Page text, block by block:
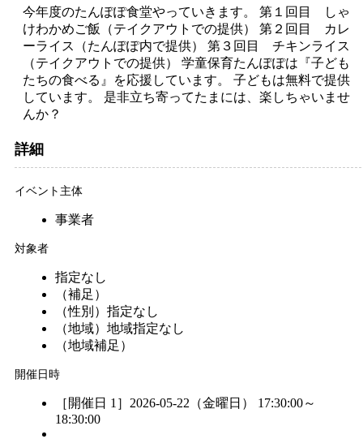
今年度のたんぽぽ食堂やっていきます。 第１回目 しゃ
けわかめご飯（テイクアウトでの提供） 第２回目 カレ
ーライス（たんぽぽ内で提供） 第３回目 チキンライス
（テイクアウトでの提供） 学童保育たんぽぽは『子ども
たちの食べる』を応援しています。 子どもは無料で提供
しています。 是非立ち寄ってたまには、楽しちゃいませ
んか？
詳細
イベント主体
事業者
対象者
指定なし
（補足）
（性別） 指定なし
（地域） 地域指定なし
（地域補足）
開催日時
［開催日 1］2026-05-22（金曜日） 17:30:00～
18:30:00